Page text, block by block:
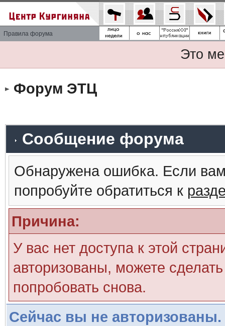
Правила форума
Это
Форум ЭТЦ
Сообщение форума
Обнаружена ошибка. Если
попробуйте обратиться к
Причина:
У вас нет доступа к этой
авторизованы, можете
попробовать снова.
Сейчас вы не авторизованы.